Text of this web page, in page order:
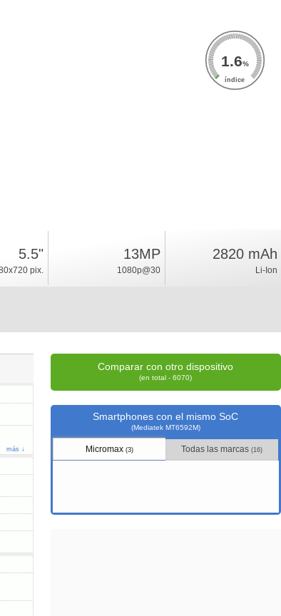
1.6%
índice
5.5"
pix.
13MP
1080p@30
2820 mAh
Li-Ion
más ↓
Comparar con otro dispositivo
(en total - 6070)
Smartphones con el mismo SoC
(Mediatek MT6592M)
Micromax (3) Todas las marcas(16)